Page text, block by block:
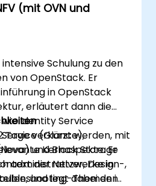
(mit OVN und
Schulung zu den
von OpenStack. Er
in OpenStack
erläutert dann die
Identity Service
(Glance),
und Block Storage
der Netzwerke in
und legt dabei den
Tage verkürzt werden, mit
Kernaspekte. Er
administrativer, Design-,
Themen im